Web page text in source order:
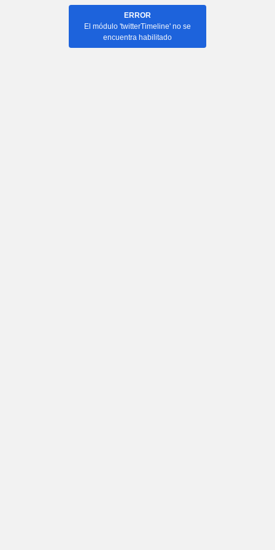
ERROR
El módulo 'twitterTimeline' no se
encuentra habilitado